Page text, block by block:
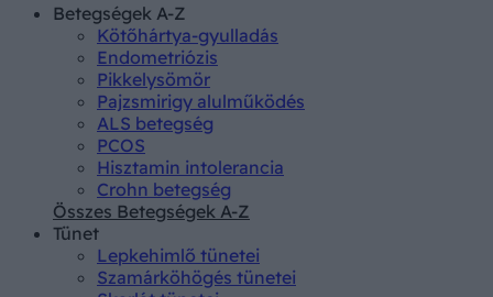
Betegségek A-Z
Kötőhártya-gyulladás
Endometriózis
Pikkelysömör
Pajzsmirigy alulműködés
ALS betegség
PCOS
Hisztamin intolerancia
Crohn betegség
Összes Betegségek A-Z
Tünet
Lepkehimlő tünetei
Szamárköhögés tünetei